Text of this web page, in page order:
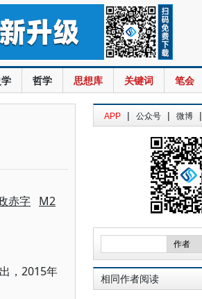
哲学 思想库 关键词 笔会
赤字 M2
，2015年
APP | 公众号 | 微博 |
相同作者阅读